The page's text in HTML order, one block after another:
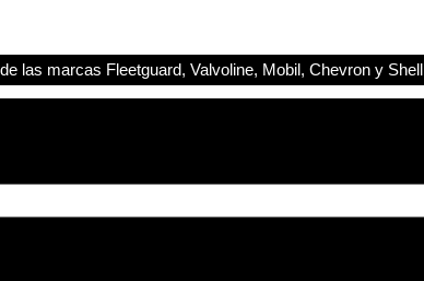
las marcas Fleetguard, Valvoline, Mobil, Chevron y Shell